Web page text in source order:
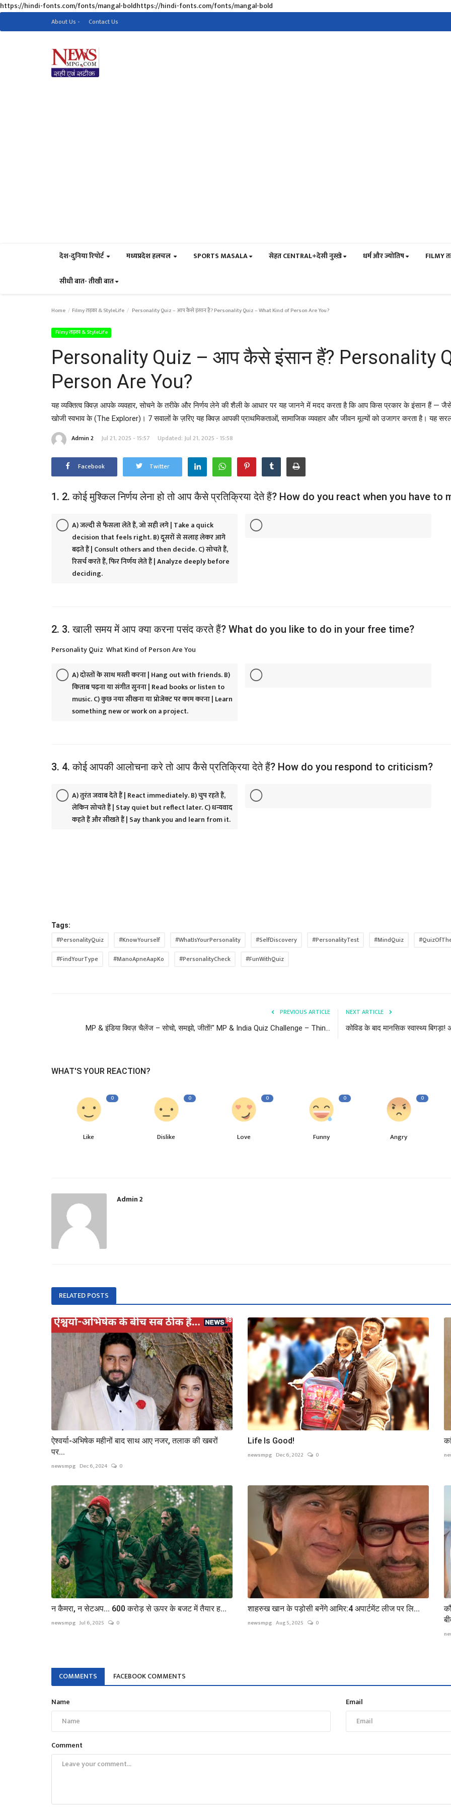
https://hindi-fonts.com/fonts/mangal-boldhttps://hindi-fonts.com/fonts/mangal-bold
About Us - Contact Us
देश-दुनिया रिपोर्ट मध्यप्रदेश हलचल SPORTS MASALA सेहत CENTRAL+देसी नुस्ख़े धर्म और ज्योतिष FILMY
सीधी बात- तीखी बात
Home Filmy तड़का & StyleLife Personality Quiz – आप कैसे इंसान हैं? Personality Quiz – What Kind of Person Are You?
Filmy तड़का & StyleLife
Personality Quiz – आप कैसे इंसान हैं? Personality
Person Are You?
यह व्यक्तित्व क्विज़ आपके व्यवहार, सोचने के तरीके और निर्णय लेने की शैली के आधार पर यह जानने में मदद करता है कि आप किस प्रकार के इंसान हैं —
खोजी स्वभाव के (The Explorer)। 7 सवालों के ज़रिए यह क्विज़ आपकी प्राथमिकताओं, सामाजिक व्यवहार और जीवन मूल्यों को उजागर करता है। यह
Admin 2 Jul 21, 2025 - 15:57 Updated: Jul 21, 2025 - 15:58
Facebook Twitter
1. 2. कोई मुश्किल निर्णय लेना हो तो आप कैसे प्रतिक्रिया देते हैं? How do you react when you have
A) जल्दी से फैसला लेते हैं, जो सही लगे | Take a quick
decision that feels right. B) दूसरों से सलाह लेकर आगे
बढ़ते हैं | Consult others and then decide. C) सोचते हैं,
रिसर्च करते हैं, फिर निर्णय लेते हैं | Analyze deeply before
deciding.
2. 3. खाली समय में आप क्या करना पसंद करते हैं? What do you like to do in your free time?
Personality Quiz What Kind of Person Are You
A) दोस्तों के साथ मस्ती करना | Hang out with friends. B)
किताब पढ़ना या संगीत सुनना | Read books or listen to
music. C) कुछ नया सीखना या प्रोजेक्ट पर काम करना | Learn
something new or work on a project.
3. 4. कोई आपकी आलोचना करे तो आप कैसे प्रतिक्रिया देते हैं? How do you respond to criticism?
A) तुरंत जवाब देते हैं | React immediately. B) चुप रहते हैं,
लेकिन सोचते हैं | Stay quiet but reflect later. C) धन्यवाद
कहते हैं और सीखते हैं | Say thank you and learn from it.
Tags:
#PersonalityQuiz #KnowYourself #WhatIsYourPersonality #SelfDiscovery #PersonalityTest #MindQuiz
#FindYourType
#ManoApneAapKo #PersonalityCheck #FunWithQuiz
PREVIOUS ARTICLE
MP & इंडिया क्विज़ चैलेंज – सोचो, समझो, जीतों!" MP & India Quiz Challenge – Thin...
NEXT ARTICLE
कोविड के बाद मानसिक स्वास्थ्य
WHAT'S YOUR REACTION?
0
Like
0
Dislike
0
Love
0
Funny
0
Angry
Admin 2
RELATED POSTS
ऐश्वर्या-अभिषेक महीनों बाद साथ आए नजर, तलाक की खबरों
पर...
newsmpg Dec 6, 2024 0
Life Is Good!
newsmpg Dec 6, 2022 0
न कैमरा, न सेटअप... 600 करोड़ से ऊपर के बजट में तैयार ह...
newsmpg Jul 6, 2025 0
शाहरुख खान के पड़ोसी बनेंगे आमिर:4 अपार्टमेंट लीज पर लि...
newsmpg Aug 5, 2025 0
COMMENTS FACEBOOK COMMENTS
Name Email
Comment